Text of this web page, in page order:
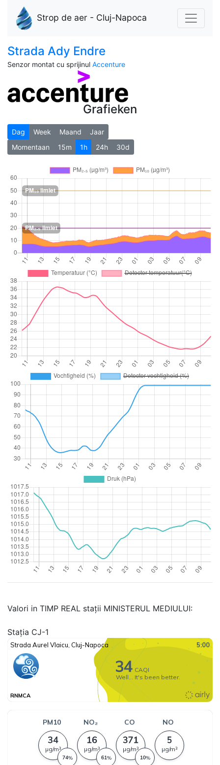
Strop de aer - Cluj-Napoca
Strada Ady Endre
Senzor montat cu sprijinul Accenture
Grafieken
Dag Week Maand
Jaar
Momentaan
15m 1h 24h 30d
Valori in TIMP REAL stații MINISTERUL MEDIULUI:
Stația CJ-1